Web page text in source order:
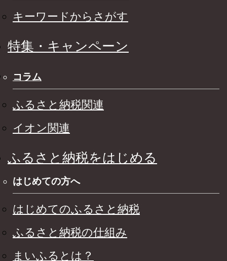
キーワードからさがす
特集・キャンペーン
コラム
ふるさと納税関連
イオン関連
ふるさと納税をはじめる
はじめての方へ
はじめてのふるさと納税
ふるさと納税の仕組み
まいふるとは？